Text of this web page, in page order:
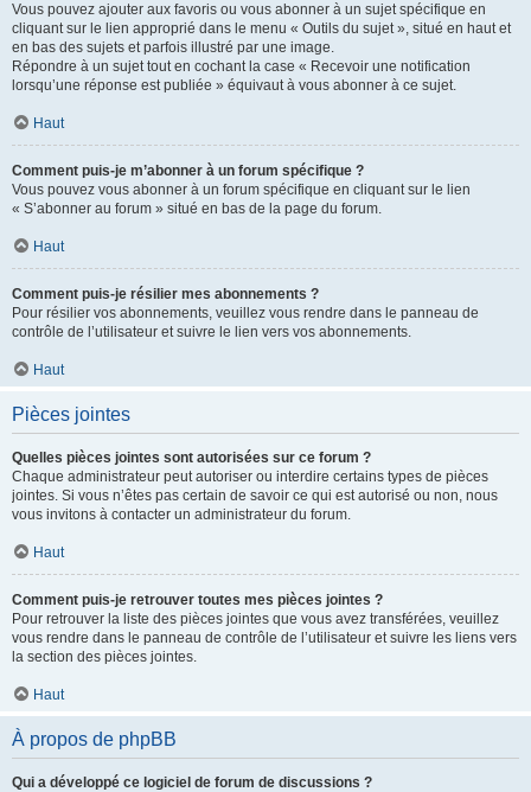
Vous pouvez ajouter aux favoris ou vous abonner à un sujet spécifique en
cliquant sur le lien approprié dans le menu « Outils du sujet », situé en haut et
en bas des sujets et parfois illustré par une image.
Répondre à un sujet tout en cochant la case « Recevoir une notification
lorsqu’une réponse est publiée » équivaut à vous abonner à ce sujet.
Haut
Comment puis-je m’abonner à un forum spécifique ?
Vous pouvez vous abonner à un forum spécifique en cliquant sur le lien
« S’abonner au forum » situé en bas de la page du forum.
Haut
Comment puis-je résilier mes abonnements ?
Pour résilier vos abonnements, veuillez vous rendre dans le panneau de
contrôle de l’utilisateur et suivre le lien vers vos abonnements.
Haut
Pièces jointes
Quelles pièces jointes sont autorisées sur ce forum ?
Chaque administrateur peut autoriser ou interdire certains types de pièces
jointes. Si vous n’êtes pas certain de savoir ce qui est autorisé ou non, nous
vous invitons à contacter un administrateur du forum.
Haut
Comment puis-je retrouver toutes mes pièces jointes ?
Pour retrouver la liste des pièces jointes que vous avez transférées, veuillez
vous rendre dans le panneau de contrôle de l’utilisateur et suivre les liens vers
la section des pièces jointes.
Haut
À propos de phpBB
Qui a développé ce logiciel de forum de discussions ?